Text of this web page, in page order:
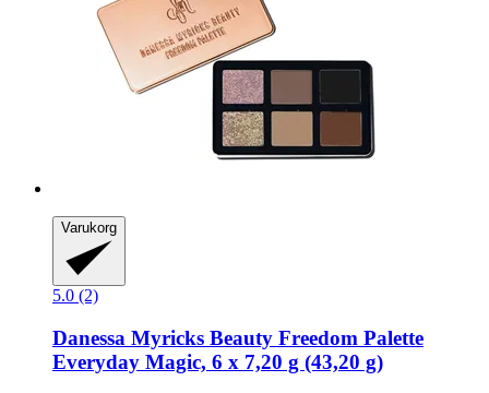
Varukorg
5.0 (2)
Danessa Myricks Beauty Freedom Palette
Everyday Magic, 6 x 7,20 g (43,20 g)